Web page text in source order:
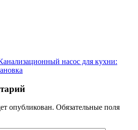
насос для кухни:
опубликован. Обязательные поля